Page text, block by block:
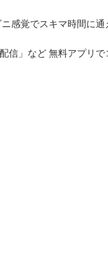
感覚でスキマ時間に通
信」など 無料アプリで